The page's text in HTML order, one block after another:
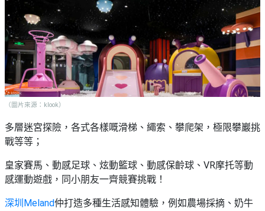
地
奇
玩
樂
體
驗
手
作
工
作
坊
#
餐
#
沙
灘
露
營
#
水
上
活
（圖片來源：klook）
多層迷宮探險，各式各樣嘅滑梯、繩索、攀爬架，極限攀巖挑
戰等等；
皇家賽馬、動感足球、炫動籃球、動感保齡球、VR摩托等動
感運動遊戲，同小朋友一齊競賽挑戰！
深圳 Meland仲打造多種生活感知體驗，例如農場採摘、奶牛